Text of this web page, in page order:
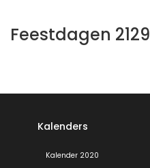
Feestdagen 2129
Kalenders
Kalender 2020